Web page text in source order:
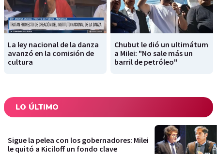
La ley nacional de la danza
avanzó en la comisión de
cultura
Chubut le dió un ultimátum
a Milei: "No sale más un
barril de petróleo"
LO ÚLTIMO
Sigue la pelea con los gobernadores: Milei
le quitó a Kiciloff un fondo clave